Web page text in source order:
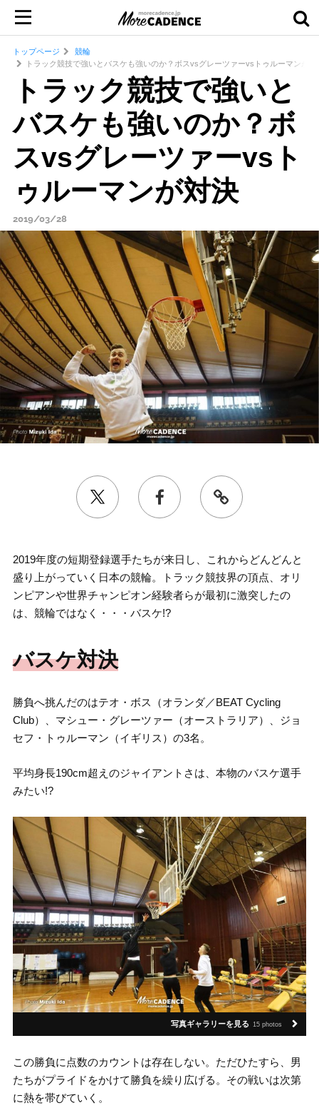
トップページ
競輪
トラック競技で強いとバスケも強いのか？ボスvsグレーツァーvsトゥルーマンが対
トラック競技で強いと
バスケも強いのか？ボ
スvsグレーツァーvsト
ゥルーマンが対決
2019/03/28
2019年度の短期登録選手たちが来日し、これからどんどんと
盛り上がっていく日本の競輪。トラック競技界の頂点、オリ
ンピアンや世界チャンピオン経験者らが最初に激突したの
は、競輪ではなく・・・バスケ!?
バスケ対決
勝負へ挑んだのはテオ・ボス（オランダ／BEAT Cycling
Club）、マシュー・グレーツァー（オーストラリア）、ジョ
セフ・トゥルーマン（イギリス）の3名。
平均身長190cm超えのジャイアントさは、本物のバスケ選手
みたい!?
写真ギャラリーを見る 15 photos
この勝負に点数のカウントは存在しない。ただひたすら、男
たちがプライドをかけて勝負を繰り広げる。その戦いは次第
に熱を帯びていく。